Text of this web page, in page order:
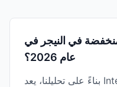
في النيجر في
عام 2026؟
بناءً على تحليلنا، يعد Interactive Brokers أفضل وسيط